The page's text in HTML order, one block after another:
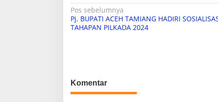
N
a
a
s
Pos sebelumnya
Pj. BUPATI ACEH TAMIANG HADIRI
TAHAPAN PILKADA 2024
Komentar